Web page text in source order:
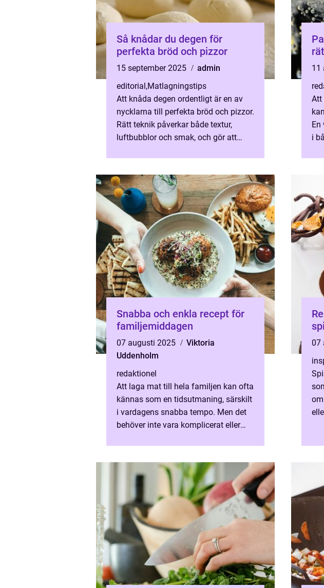
Så knådar du degen för
perfekta bröd och pizzor
15 september 2025
admin
editorial,Matlagningstips
Att knåda degen ordentligt är en av
nycklarna till perfekta bröd och pizzor.
Rätt teknik påverkar både textur,
luftbubblor och smak, och gör att
11
Att
En
i
Snabba och enkla recept för
familjemiddagen
07 augusti 2025
Viktoria
Uddenholm
redaktionel
Att laga mat till hela familjen kan ofta
kännas som en tidsutmaning, särskilt
i vardagens snabba tempo. Men det
behöver inte vara komplicerat eller
07